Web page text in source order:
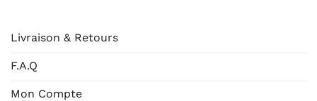
Livraison & Retours
F.A.Q
Mon Compte